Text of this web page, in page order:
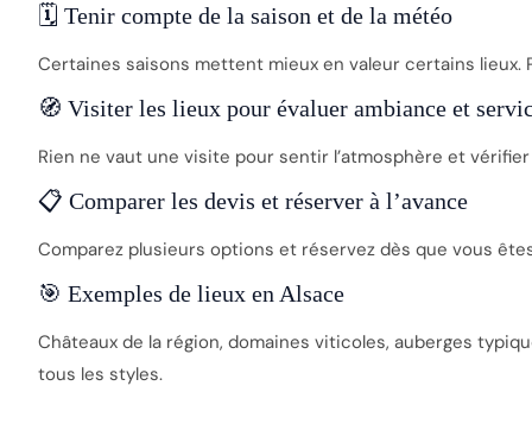
🗓️ Tenir compte de la saison et de la météo
Certaines saisons mettent mieux en valeur certains lieux.
🧭 Visiter les lieux pour évaluer ambiance et
Rien ne vaut une visite pour sentir l’atmosphère et
📋 Comparer les devis et réserver à l’avance
Comparez plusieurs options et réservez dès que vous
🎯 Exemples de lieux en Alsace
Châteaux de la région, domaines viticoles, auberges
tous les styles.